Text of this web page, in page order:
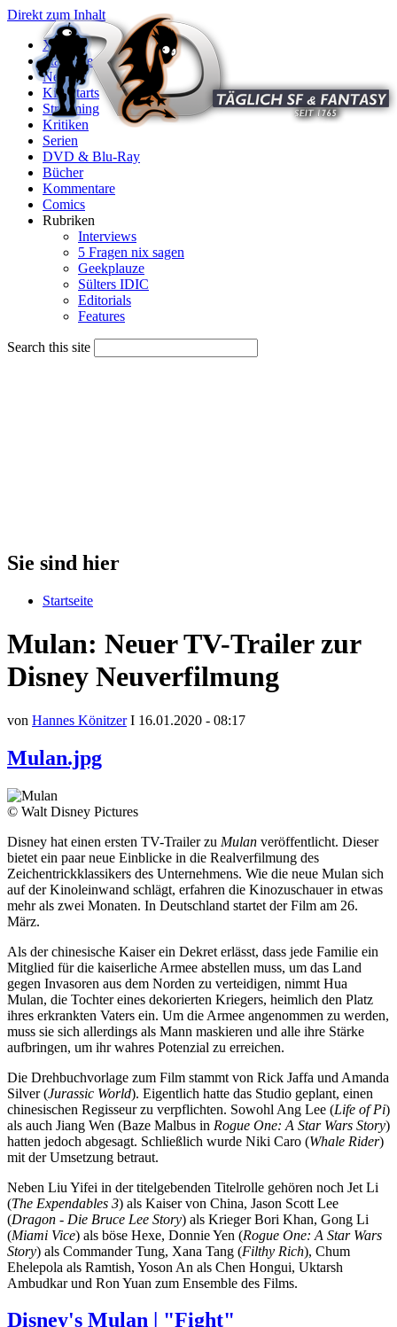
Direkt zum Inhalt
X
Startseite
News
Kinostarts
Streaming
Kritiken
Serien
DVD & Blu-Ray
Bücher
Kommentare
Comics
Rubriken
Interviews
5 Fragen nix sagen
Geekplauze
Sülters IDIC
Editorials
Features
Search this site
Sie sind hier
Startseite
Mulan: Neuer TV-Trailer zur
Disney Neuverfilmung
von Hannes KönitzerI 16.01.2020 - 08:17
Mulan.jpg
© Walt Disney Pictures
Disney hat einen ersten TV-Trailer zu Mulan veröffentlicht. Dieser
bietet ein paar neue Einblicke in die Realverfilmung des
Zeichentrickklassikers des Unternehmens. Wie die neue Mulan sich
auf der Kinoleinwand schlägt, erfahren die Kinozuschauer in etwas
mehr als zwei Monaten. In Deutschland startet der Film am 26.
März.
Als der chinesische Kaiser ein Dekret erlässt, dass jede Familie ein
Mitglied für die kaiserliche Armee abstellen muss, um das Land
gegen Invasoren aus dem Norden zu verteidigen, nimmt Hua
Mulan, die Tochter eines dekorierten Kriegers, heimlich den Platz
ihres erkrankten Vaters ein. Um die Armee angenommen zu werden,
muss sie sich allerdings als Mann maskieren und alle ihre Stärke
aufbringen, um ihr wahres Potenzial zu erreichen.
Die Drehbuchvorlage zum Film stammt von Rick Jaffa und Amanda
Silver (Jurassic World). Eigentlich hatte das Studio geplant, einen
chinesischen Regisseur zu verpflichten. Sowohl Ang Lee (Life of Pi)
als auch Jiang Wen (Baze Malbus in Rogue One: A Star Wars Story)
hatten jedoch abgesagt. Schließlich wurde Niki Caro (Whale Rider)
mit der Umsetzung betraut.
Neben Liu Yifei in der titelgebenden Titelrolle gehören noch Jet Li
(The Expendables 3) als Kaiser von China, Jason Scott Lee
(Dragon - Die Bruce Lee Story) als Krieger Bori Khan, Gong Li
(Miami Vice) als böse Hexe, Donnie Yen (Rogue One: A Star Wars
Story) als Commander Tung, Xana Tang (Filthy Rich), Chum
Ehelepola als Ramtish, Yoson An als Chen Hongui, Uktarsh
Ambudkar und Ron Yuan zum Ensemble des Films.
Disney's Mulan | "Fight"